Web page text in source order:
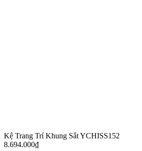
Kệ Trang Trí Khung Sắt YCHISS152
8.694.000₫